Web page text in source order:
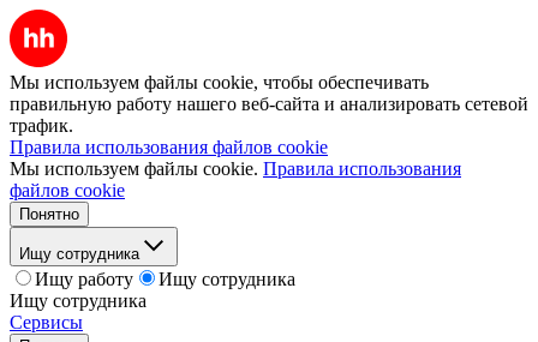
Мы используем файлы cookie, чтобы обеспечивать
правильную работу нашего веб-сайта и анализировать сетевой
трафик.
Правила использования файлов cookie
Мы используем файлы cookie. Правила использования
файлов cookie
Понятно
Ищу сотрудника
Ищу работу
Ищу сотрудника
Ищу сотрудника
Сервисы